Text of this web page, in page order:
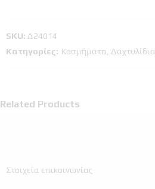
SKU: Δ24014
Κατηγορίες: Κοσμήματα Δαχτυλίδια
Related Products
Στοιχεία επικοινωνίας